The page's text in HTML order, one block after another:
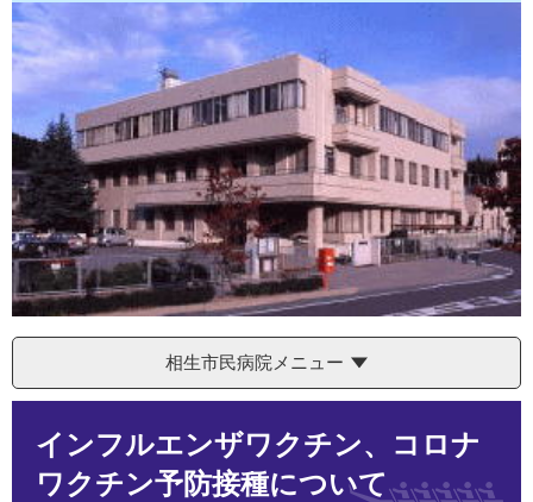
。
て
本
文
へ
相生市民病院メニュー
インフルエンザワクチン、コロナ
ワクチン予防接種について